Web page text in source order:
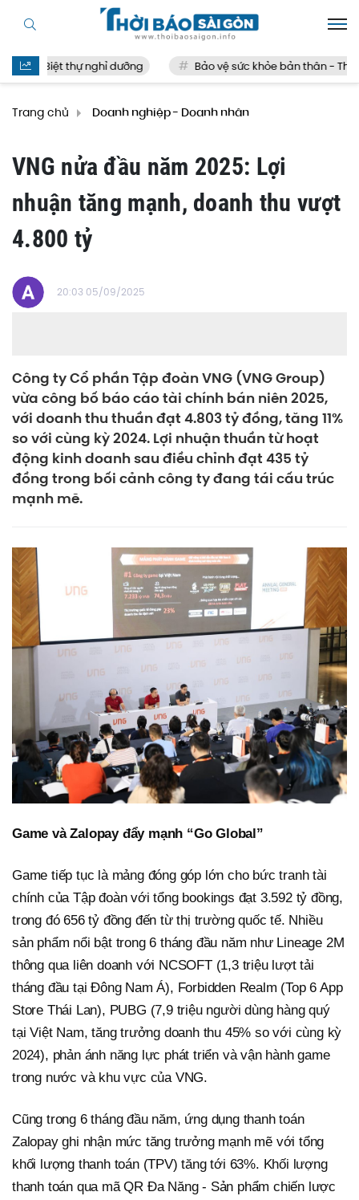
Biệt thự nghỉ dưỡng Bảo vệ sức khỏe bản thân - Thế
Trang chủ Doanh nghiệp - Doanh nhân
VNG nửa đầu năm 2025: Lợi
nhuận tăng mạnh, doanh thu vượt
4.800 tỷ
20:03 05/09/2025
Công ty Cổ phần Tập đoàn VNG (VNG Group)
vừa công bố báo cáo tài chính bán niên 2025,
với doanh thu thuần đạt 4.803 tỷ đồng, tăng 11%
so với cùng kỳ 2024. Lợi nhuận thuần từ hoạt
động kinh doanh sau điều chỉnh đạt 435 tỷ
đồng trong bối cảnh công ty đang tái cấu trúc
mạnh mẽ.
Game và Zalopay đẩy mạnh “Go Global”
Game tiếp tục là mảng đóng góp lớn cho bức tranh tài
chính của Tập đoàn với tổng bookings đạt 3.592 tỷ đồng,
trong đó 656 tỷ đồng đến từ thị trường quốc tế. Nhiều
sản phẩm nổi bật trong 6 tháng đầu năm như Lineage 2M
thông qua liên doanh với NCSOFT (1,3 triệu lượt tải
tháng đầu tại Đông Nam Á), Forbidden Realm (Top 6 App
Store Thái Lan), PUBG (7,9 triệu người dùng hàng quý
tại Việt Nam, tăng trưởng doanh thu 45% so với cùng kỳ
2024), phản ánh năng lực phát triển và vận hành game
trong nước và khu vực của VNG.
Cũng trong 6 tháng đầu năm, ứng dụng thanh toán
Zalopay ghi nhận mức tăng trưởng mạnh mẽ với tổng
khối lượng thanh toán (TPV) tăng tới 63%. Khối lượng
thanh toán qua mã QR Đa Năng - Sản phẩm chiến lược